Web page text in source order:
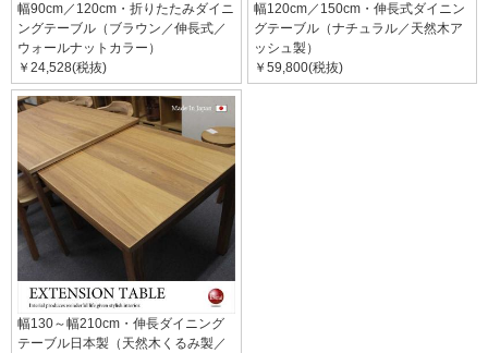
幅90cm／120cm・折りたたみダイニ
ングテーブル（ブラウン／伸長式／
ウォールナットカラー）
￥24,528(税抜)
幅120cm／150cm・伸長式ダイニン
グテーブル（ナチュラル／天然木ア
ッシュ製）
￥59,800(税抜)
幅130～幅210cm・伸長ダイニング
テーブル日本製（天然木くるみ製／